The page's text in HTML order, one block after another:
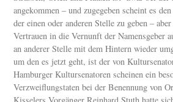
angekommen – und zugegeben scheint es
der einen oder anderen Stelle zu geben –
Vertrauen in die Vernunft der Namensgeber
an anderer Stelle mit dem Hintern wieder
um den es jetzt geht, ist der von
Hamburger Kultursenatoren scheinen ein
Verzweiflungstaten bei der Benennung von
Kisselers Vorgänger Reinhard Stuth hatte